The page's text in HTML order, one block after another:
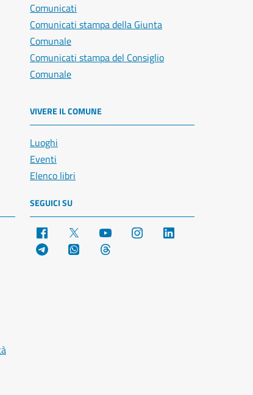
Comunicati
Comunicati stampa della Giunta
Comunale
Comunicati stampa del Consiglio
Comunale
VIVERE IL COMUNE
Luoghi
Eventi
Elenco libri
SEGUICI SU
Facebook YouTube Instagram
Telegram WhatsApp